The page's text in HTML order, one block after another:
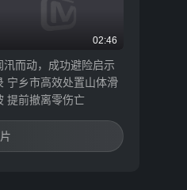
02:46
汛而动，成功避险启示
宁乡市高效处置山体滑
提前撤离零伤亡